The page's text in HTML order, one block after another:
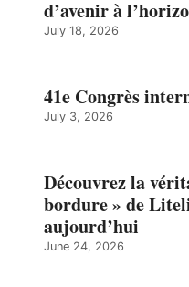
d’avenir à
July 18, 2026
41e Congrès
July 3, 2026
Découvrez la
bordure » de
aujourd’hui
June 24, 2026